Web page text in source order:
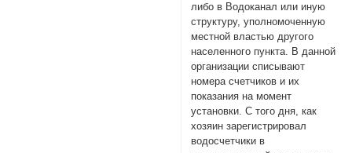
либо в Водоканал или иную
структуру, уполномоченную
местной властью другого
населенного пункта. В данной
организации списывают
номера счетчиков и их
показания на момент
установки. С того дня, как
хозяин зарегистрировал
водосчетчики в